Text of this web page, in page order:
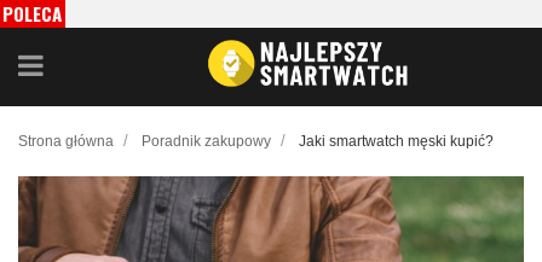
POLECA
Strona główna / Poradnik zakupowy / Jaki smartwatch męski kupić?